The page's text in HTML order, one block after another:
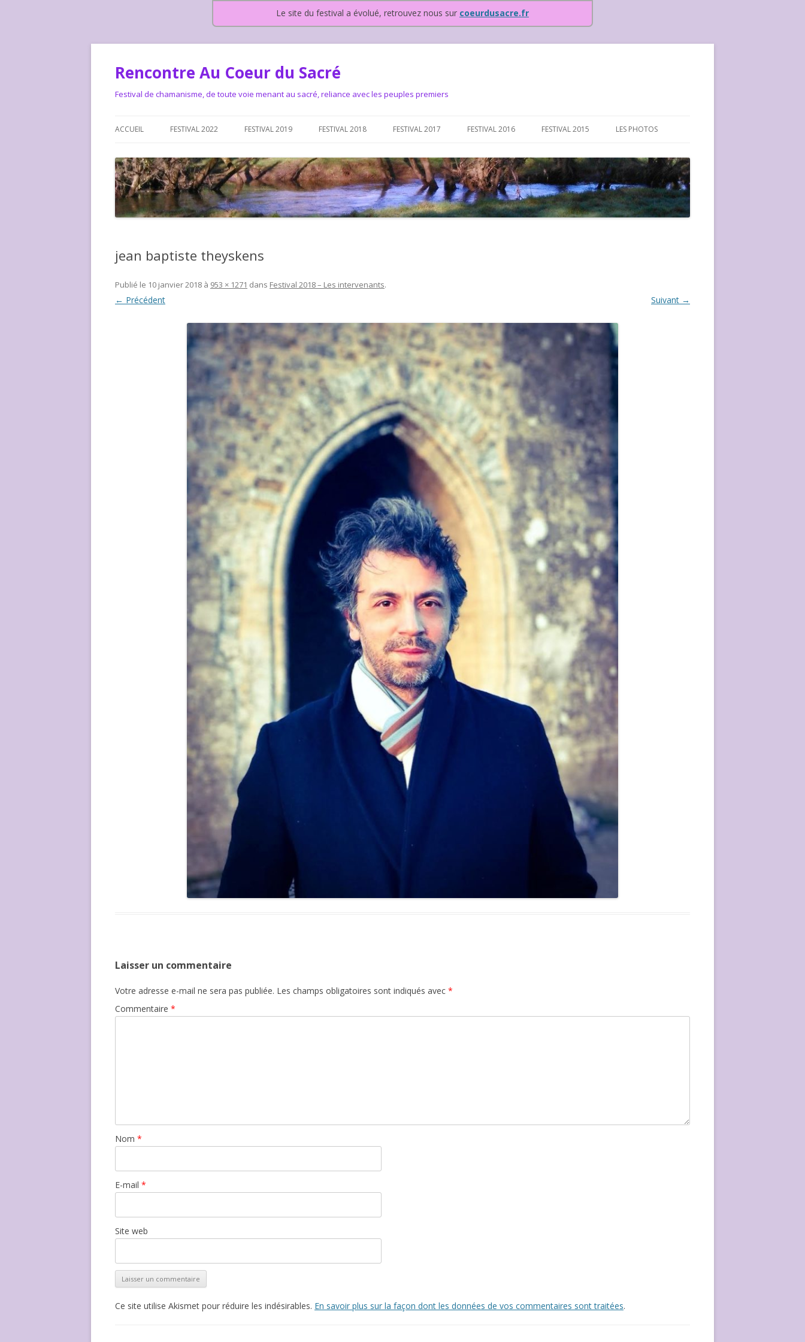
Le site du festival a évolué, retrouvez nous sur coeurdusacre.fr
Rencontre Au Coeur du Sacré
Festival de chamanisme, de toute voie menant au sacré, reliance avec les peuples premiers
ACCUEIL
LA CHARTE DU FESTIVAL
LE FESTIVAL DEPUIS 2015 – QUI
SOMMES-NOUS ?
LE FESTIVAL DEPUIS 2015…OU
ALLONS-NOUS ?
COMMENT FONCTIONNONS
FESTIVAL 2022 FESTIVAL 2019 FESTIVAL 2018 FESTIVAL 2017 FESTIVAL 2016 FESTIVAL 2015 LES PHOTOS
FESTIVAL 2016-PHOTOS
FESTIVAL 2017-PHOTOS ET
VIDÉOS
jean baptiste theyskens
Publié le 10 janvier 2018 à 953 × 1271 dans Festival 2018 – Les intervenants.
← Précédent Suivant →
Laisser un commentaire
Votre adresse e-mail ne sera pas publiée. Les champs obligatoires sont indiqués avec *
Commentaire *
Nom *
E-mail *
Site web
Ce site utilise Akismet pour réduire les indésirables. En savoir plus sur la façon dont les données de vos commentaires sont traitées.